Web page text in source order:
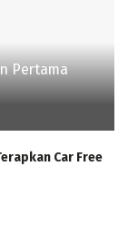
Pertama
Car Free